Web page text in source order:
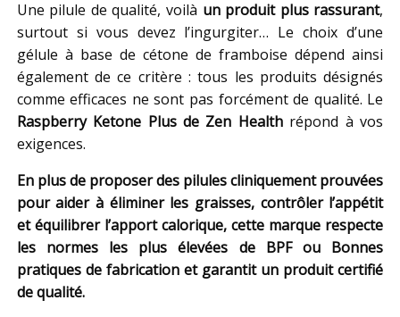
Une pilule de qualité, voilà un produit plus rassurant,
surtout si vous devez l’ingurgiter… Le choix d’une
gélule à base de cétone de framboise dépend ainsi
également de ce critère : tous les produits désignés
comme efficaces ne sont pas forcément de qualité. Le
Raspberry Ketone Plus de Zen Healthrépond à vos
exigences.
En plus de proposer des pilules cliniquement prouvées
pour aider à éliminer les graisses, contrôler l’appétit
et équilibrer l’apport calorique, cette marque respecte
les normes les plus élevées de BPF ou Bonnes
pratiques de fabrication et garantit un produit certifié
de qualité.